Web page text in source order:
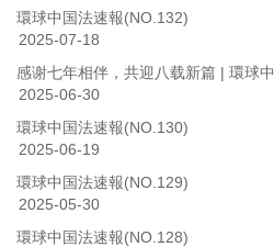
環球中国法速報(NO.132)
2025-07-18
感谢七年相伴，共迎八载新篇 | 環球
2025-06-30
環球中国法速報(NO.130)
2025-06-19
環球中国法速報(NO.129)
2025-05-30
環球中国法速報(NO.128)